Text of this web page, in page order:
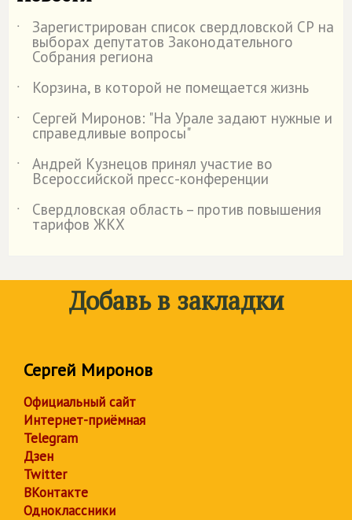
˙ Зарегистрирован список свердловской СР на
выборах депутатов Законодательного
Собрания региона
˙
Корзина, в которой не помещается жизнь
˙
Сергей Миронов: "На Урале задают нужные и
справедливые вопросы"
˙
Андрей Кузнецов принял участие во
Всероссийской пресс-конференции
˙
Свердловская область – против повышения
тарифов ЖКХ
Добавь в закладки
Сергей Миронов
Официальный сайт
Интернет-приёмная
Telegram
Дзен
Twitter
ВКонтакте
Одноклассники